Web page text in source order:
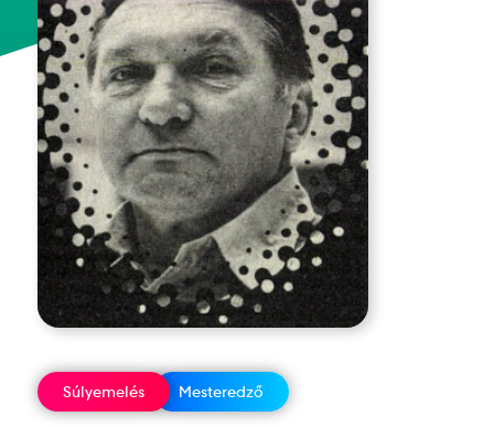
Súlyemelés Mesteredző